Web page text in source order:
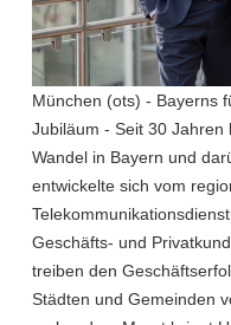
München (ots) - Bayerns
Jubiläum - Seit 30
Wandel in Bayern und
entwickelte sich vom
Geschäfts- und
treiben den
Städten und Gemeinden